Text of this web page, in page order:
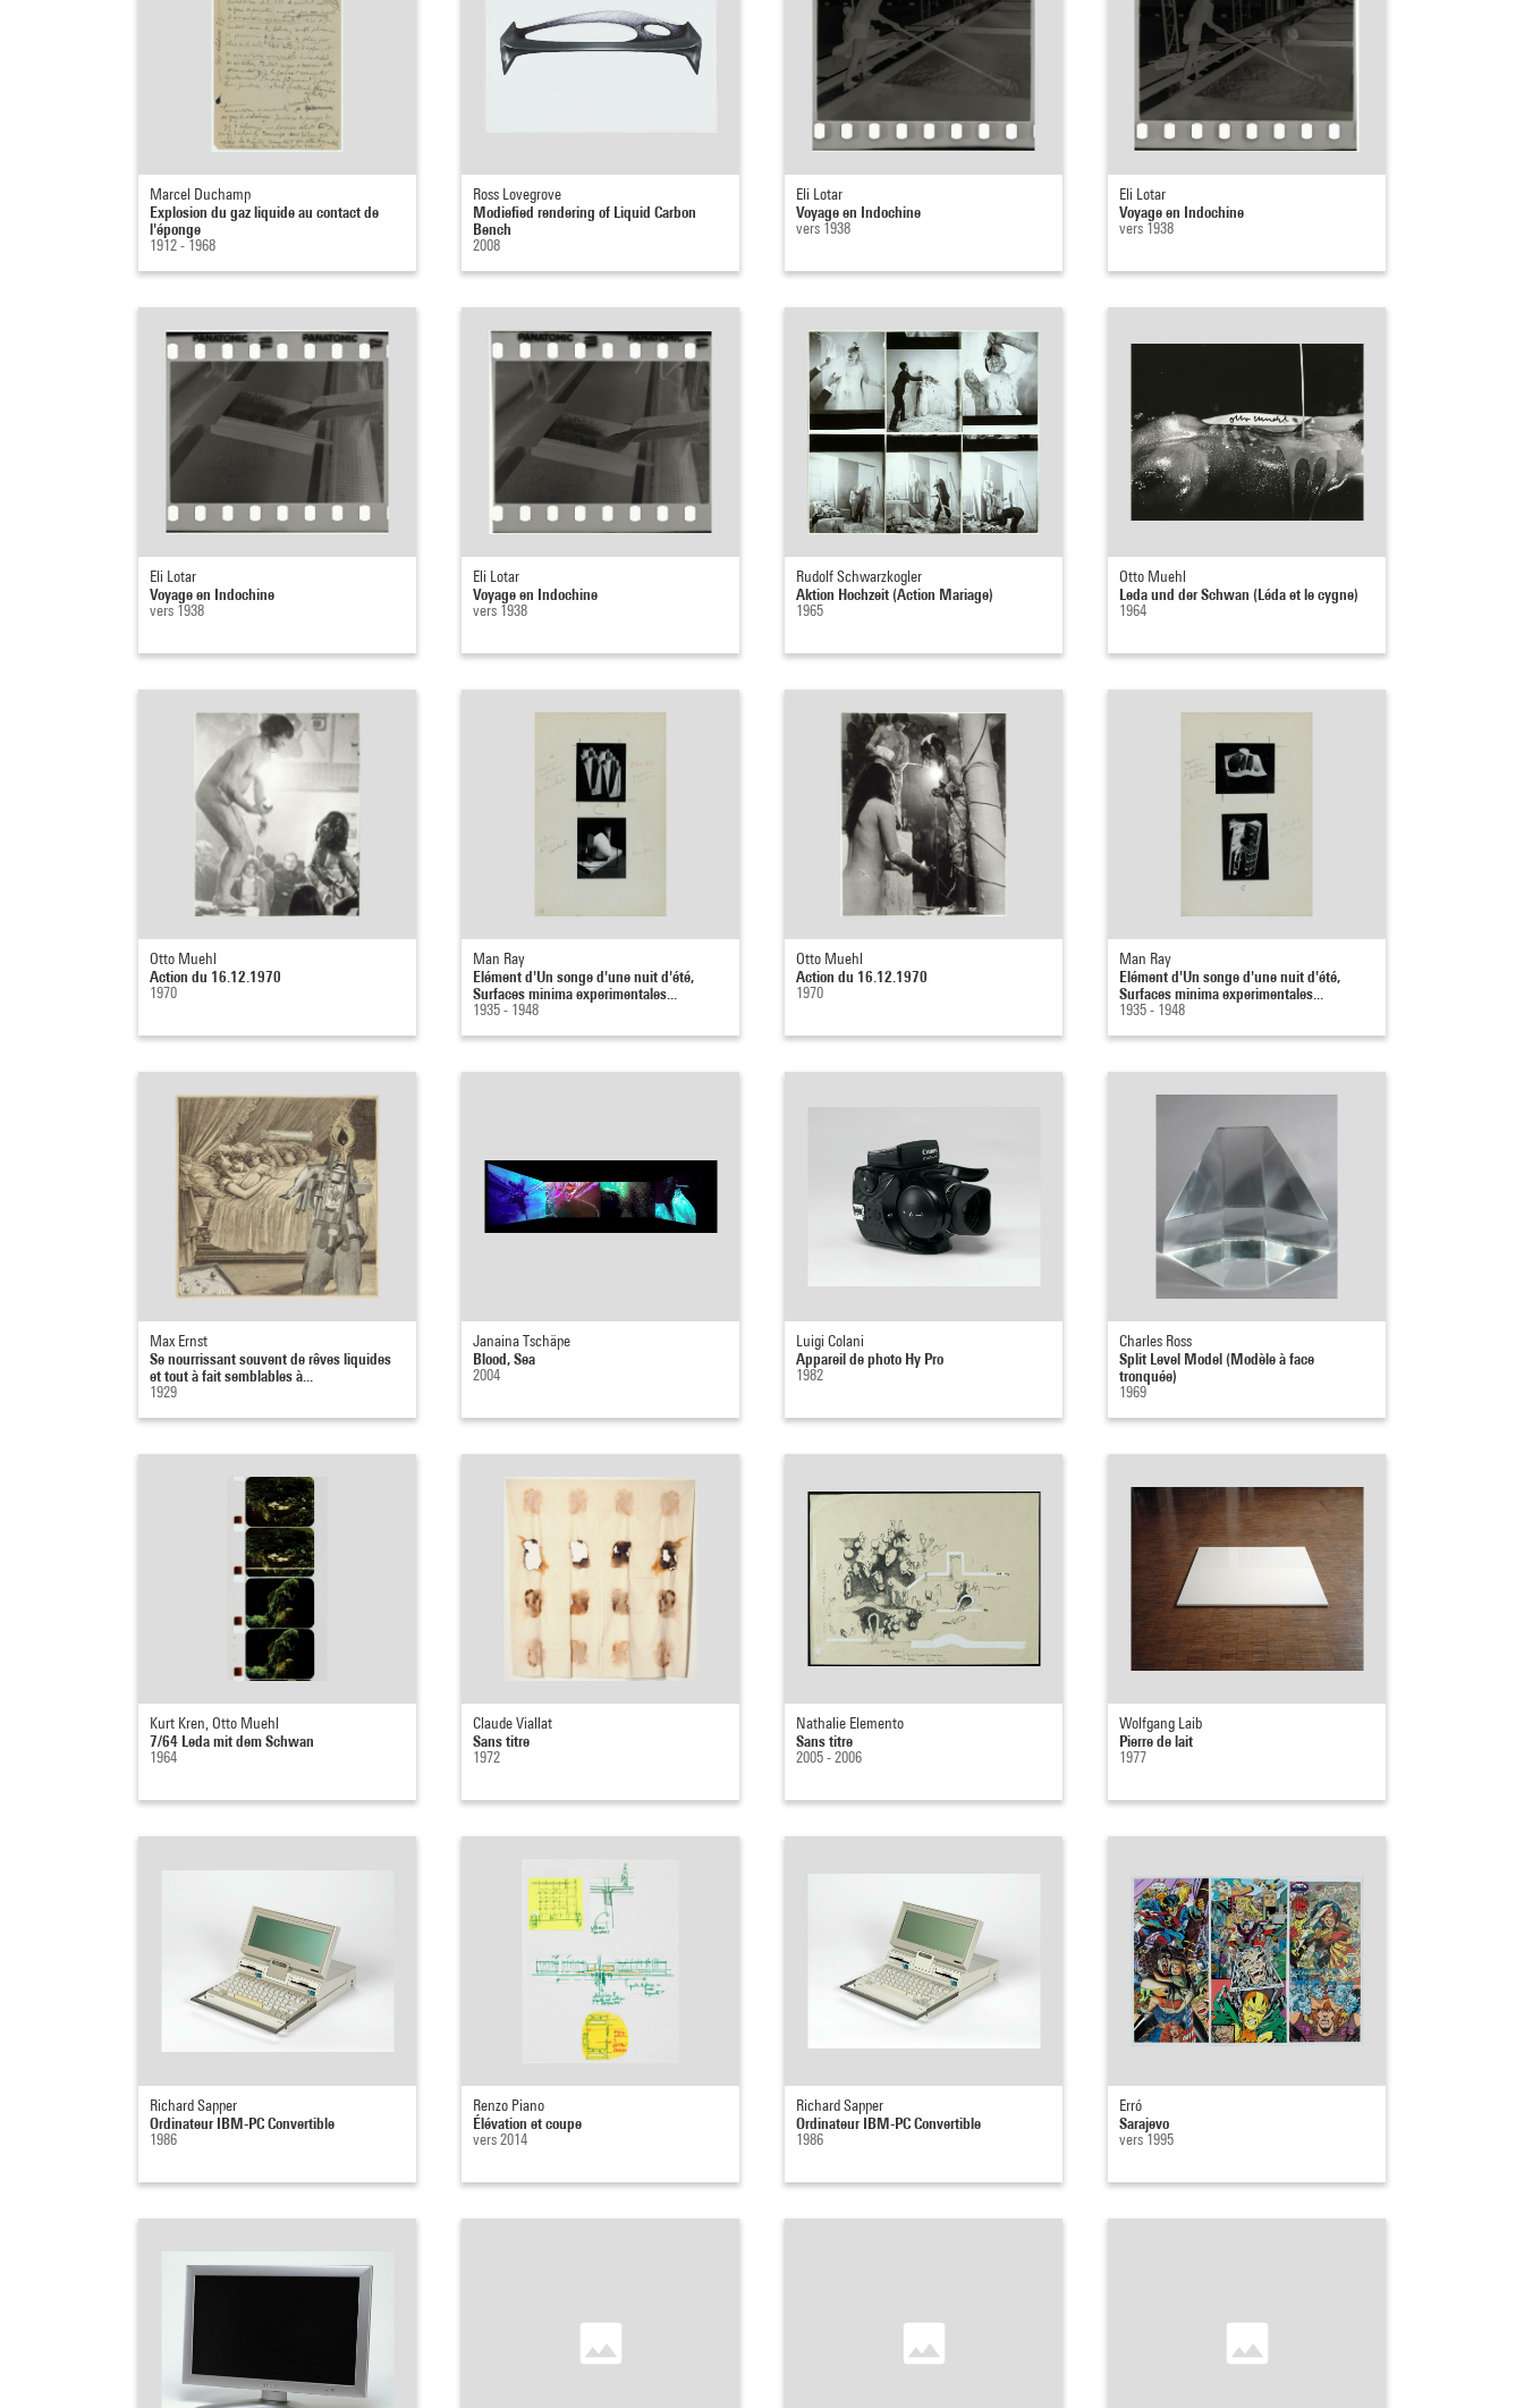
Marcel Duchamp
Explosion du gaz liquide au contact de
l'éponge
1912 - 1968
Ross Lovegrove
Modiefied rendering of Liquid Carbon
Bench
2008
Eli Lotar
Voyage en Indochine
vers 1938
Eli Lotar
Voyage en Indochine
vers 1938
Eli Lotar
Voyage en Indochine
vers 1938
Eli Lotar
Voyage en Indochine
vers 1938
Rudolf Schwarzkogler
Aktion Hochzeit (Action Mariage)
1965
Otto Muehl
Leda und der Schwan (Léda et le cygne)
1964
Otto Muehl
Action du 16.12.1970
1970
Man Ray
Elément d'Un songe d'une nuit d'été,
Surfaces minima experimentales...
1935 - 1948
Otto Muehl
Action du 16.12.1970
1970
Man Ray
Elément d'Un songe d'une nuit d'été,
Surfaces minima experimentales...
1935 - 1948
Max Ernst
Se nourrissant souvent de rêves liquides
et tout à fait semblables à...
1929
Janaina Tschäpe
Blood, Sea
2004
Luigi Colani
Appareil de photo Hy Pro
1982
Charles Ross
Split Level Model (Modèle à face
tronquée)
1969
Kurt Kren, Otto Muehl
7/64 Leda mit dem Schwan
1964
Claude Viallat
Sans titre
1972
Nathalie Elemento
Sans titre
2005 - 2006
Wolfgang Laib
Pierre de lait
1977
Richard Sapper
Ordinateur IBM-PC Convertible
1986
Renzo Piano
Élévation et coupe
vers 2014
Richard Sapper
Ordinateur IBM-PC Convertible
1986
Erró
Sarajevo
vers 1995